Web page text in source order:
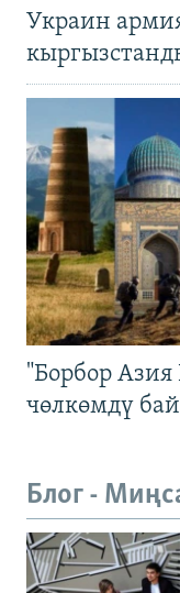
Украин
"Борбор
чөлкөмдү
Блог -